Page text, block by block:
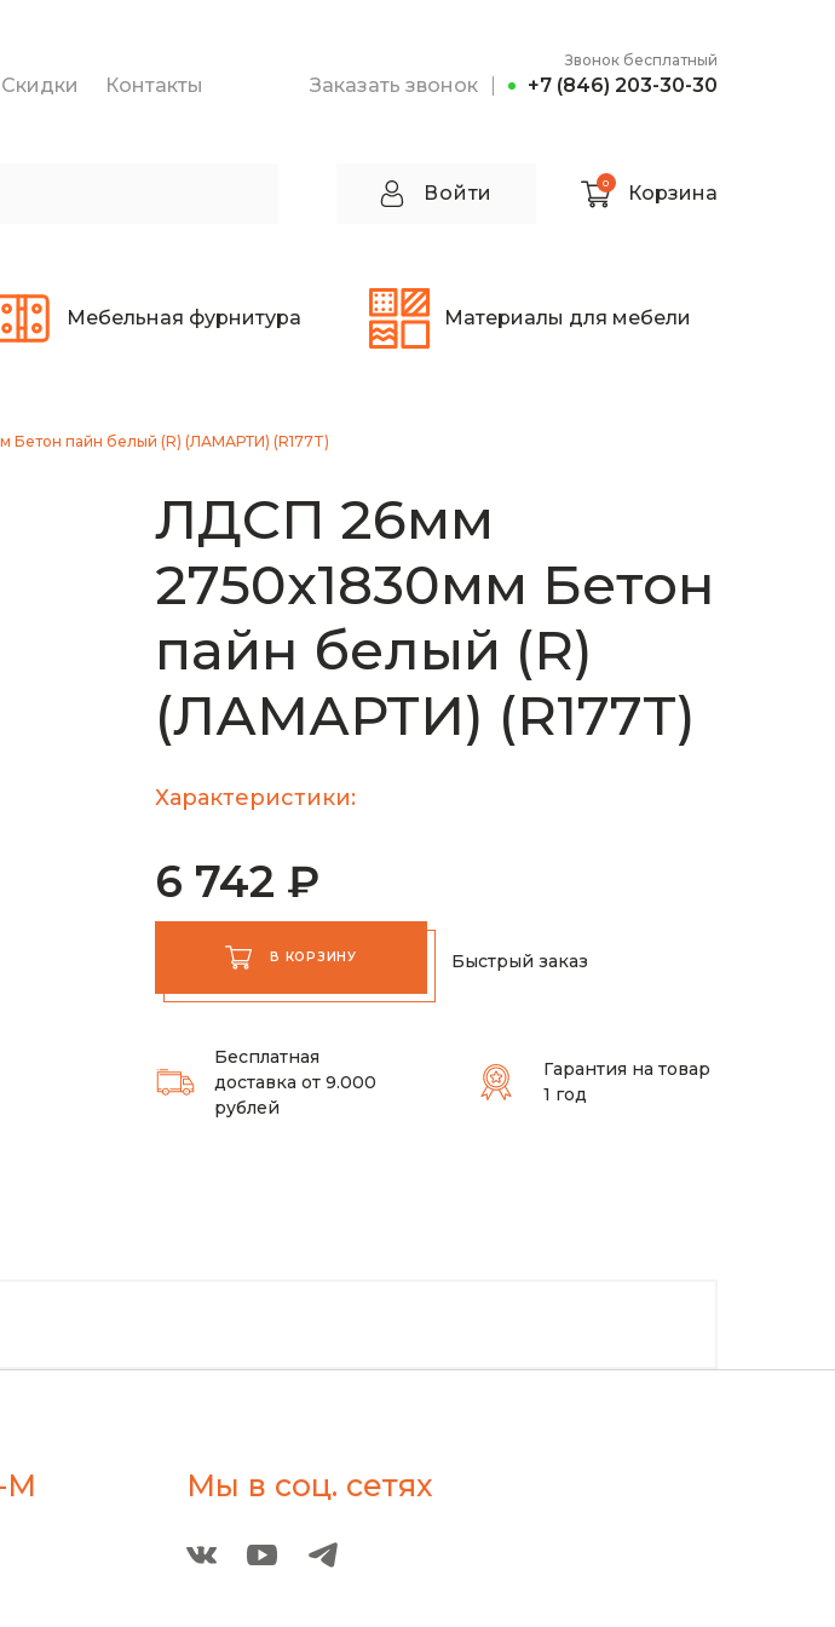
Скидки Контакты Заказать звонок
Звонок бесплатный
+7 (846) 203-30-30
Войти 0 Корзина
Мебельная фурнитура Материалы для мебели
Бетон пайн белый (R) (ЛАМАРТИ) (R177T)
ЛДСП 26мм
2750х1830мм Бетон
пайн белый (R)
(ЛАМАРТИ) (R177T)
Характеристики:
6 742 ₽
В КОРЗИНУ Быстрый заказ
Бесплатная
доставка от 9.000
рублей
Гарантия на товар
1 год
М Мы в соц. сетях